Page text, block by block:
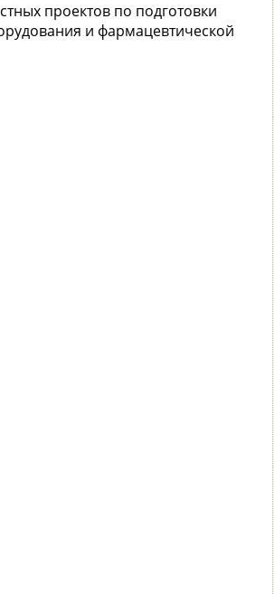
проектов по подготовки
и фармацевтической